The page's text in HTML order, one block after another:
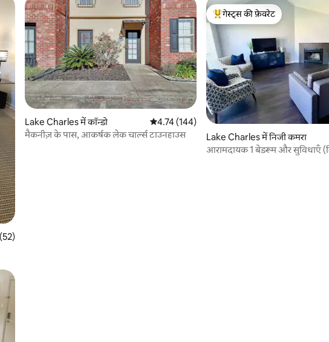
5 में से 4.75, 52 समीक्षाएँ
Lake Charles में कॉन्डो औसत रेटिंग 5 में से 4.74, 144 समीक्षाएँ
4.74 (144)
मैकनीज़ के पास, आकर्षक लेक चार्ल्स टाउनहाउस
गेस्ट्स का टॉप फ़ेवरेट
गेस्ट्स की फ़ेवरेट
Lake Charles में निजी कमरा
आरामदायक 1 बेडरूम और सुविधाएँ